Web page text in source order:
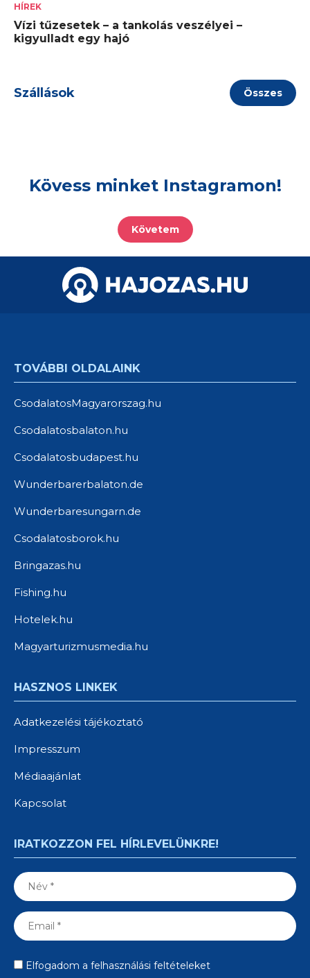
HÍREK
Vízi tűzesetek – a tankolás veszélyei –
kigyulladt egy hajó
Szállások Összes
Kövess minket Instagramon!
Követem
TOVÁBBI OLDALAINK
CsodalatosMagyarorszag.hu
Csodalatosbalaton.hu
Csodalatosbudapest.hu
Wunderbarerbalaton.de
Wunderbaresungarn.de
Csodalatosborok.hu
Bringazas.hu
Fishing.hu
Hotelek.hu
Magyarturizmusmedia.hu
HASZNOS LINKEK
Adatkezelési tájékoztató
Impresszum
Médiaajánlat
Kapcsolat
IRATKOZZON FEL HÍRLEVELÜNKRE!
Elfogadom a felhasználási feltételeket